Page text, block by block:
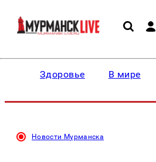
Здоровье В мире
Новости Мурманска